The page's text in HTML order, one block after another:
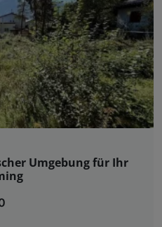
Umgebung für Ihr